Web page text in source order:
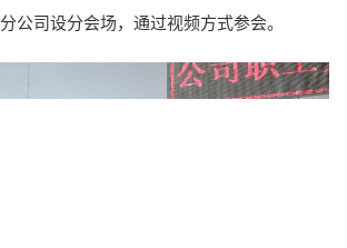
公司设分会场，通过视频方式参会。